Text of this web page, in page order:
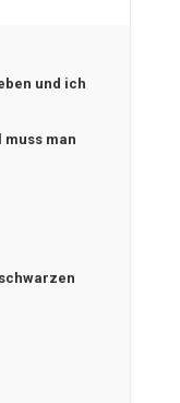
und ich
muss man